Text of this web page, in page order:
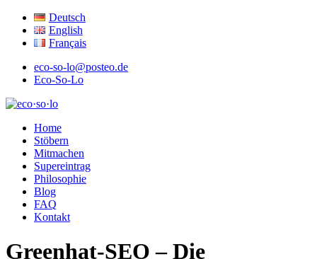
Deutsch
English
Français
eco-so-lo@posteo.de
Eco-So-Lo
eco·so·lo
Home
Stöbern
Mitmachen
Supereintrag
Philosophie
Blog
FAQ
Kontakt
Greenhat-SEO – Die